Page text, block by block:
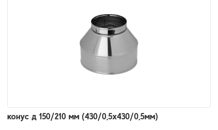
конус д 150/210 мм (430/0,5х430/0,5мм)